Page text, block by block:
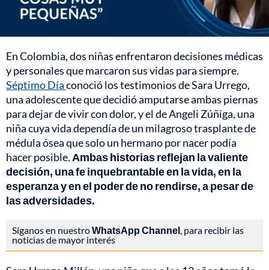
En Colombia, dos niñas enfrentaron decisiones médicas
y personales que marcaron sus vidas para siempre.
Séptimo Díaconoció los testimonios de Sara Urrego,
una adolescente que decidió amputarse ambas piernas
para dejar de vivir con dolor, y el de Angeli Zúñiga, una
niña cuya vida dependía de un milagroso trasplante de
médula ósea que solo un hermano por nacer podía
hacer posible. Ambas historias reflejan la valiente
decisión, una fe inquebrantable en la vida, en la
esperanza y en el poder de no rendirse, a pesar de
las adversidades.
Síganos en nuestroWhatsApp Channel, para recibir las
noticias de mayor interés